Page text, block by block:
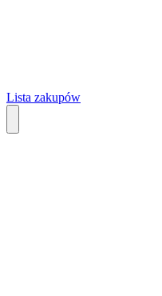
Lista zakupów